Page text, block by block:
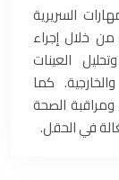
السريرية
من خلال إجراء
العينات
كما
ومراقبة الصحة
في الحقل.